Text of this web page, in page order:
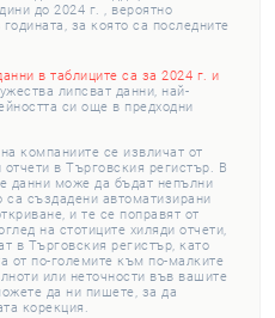
до 2024 г. , вероятно
за която са последните
в таблиците са за 2024 г. и
липсват данни, най-
си още в предходни
компаниите се извличат от
в Търговския регистър. В
данни може да бъдат непълни
са създадени автоматизирани
и те се поправят от
на стотиците хиляди отчети,
в Търговския регистър, като
от по-големите към по-малките
или неточности във вашите
да ни пишете, за да
корекция.